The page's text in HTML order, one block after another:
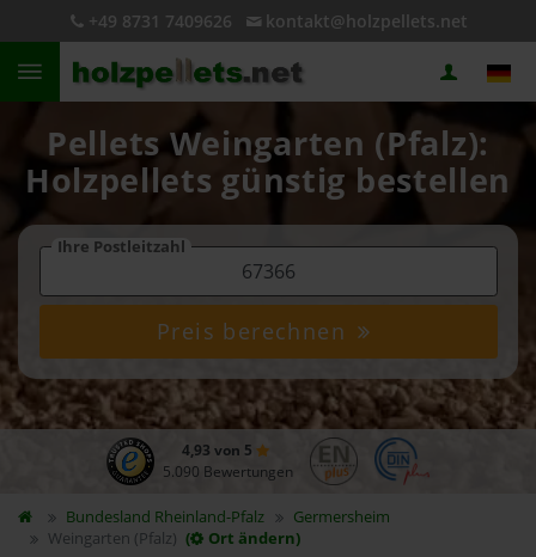
+49 8731 7409626 kontakt@holzpellets.net
Pellets Weingarten (Pfalz):
Holzpellets günstig bestellen
Ihre Postleitzahl
Preis berechnen
4,93 von 5
5.090 Bewertungen
Bundesland Rheinland-Pfalz
Germersheim
Weingarten (Pfalz) ( Ort ändern)